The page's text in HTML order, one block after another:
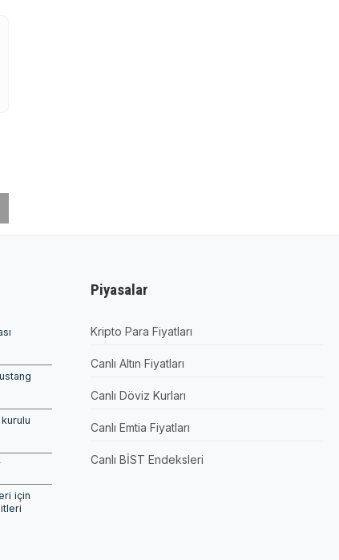
kurulu
için
Piyasalar
Kripto Para Fiyatları
Canlı Altın Fiyatları
Canlı Döviz Kurları
Canlı Emtia Fiyatları
Canlı BİST Endeksleri